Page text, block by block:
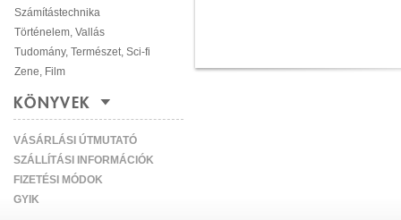
Számítástechnika
Történelem, Vallás
Tudomány, Természet, Sci-fi
Zene, Film
KÖNYVEK
VÁSÁRLÁSI ÚTMUTATÓ
SZÁLLÍTÁSI INFORMÁCIÓK
FIZETÉSI MÓDOK
GYIK